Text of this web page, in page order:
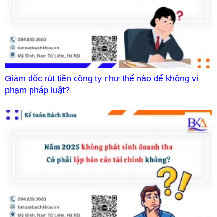
Giám đốc rút tiền công ty như thế nào để không vi
phạm pháp luật?